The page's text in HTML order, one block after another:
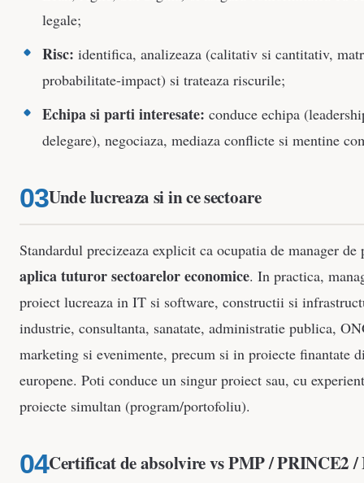
legale;
Risc: identifica, analizeaza (calitativ si cantitativ,
probabilitate-impact) si trateaza riscurile;
Echipa si parti interesate: conduce echipa
delegare), negociaza, mediaza conflicte si mentine
Unde lucreaza si in ce sectoare
Standardul precizeaza explicit ca ocupatia de manager
aplica tuturor sectoarelor economice. In practica,
proiect lucreaza in IT si software, constructii si
industrie, consultanta, sanatate, administratie publica,
marketing si evenimente, precum si in proiecte finantate
europene. Poti conduce un singur proiect sau, cu
proiecte simultan (program/portofoliu).
Certificat de absolvire vs PMP / PRINCE2